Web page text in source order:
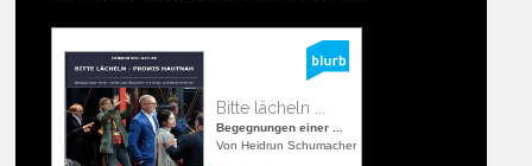
Bitte lächeln ...
Begegnungen einer ...
Von Heidrun Schumacher